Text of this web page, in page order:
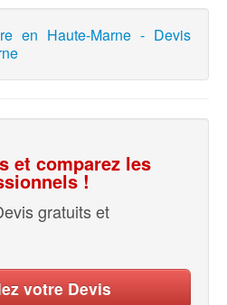
en Haute-Marne - Devis
et comparez les
!
gratuits et
votre Devis